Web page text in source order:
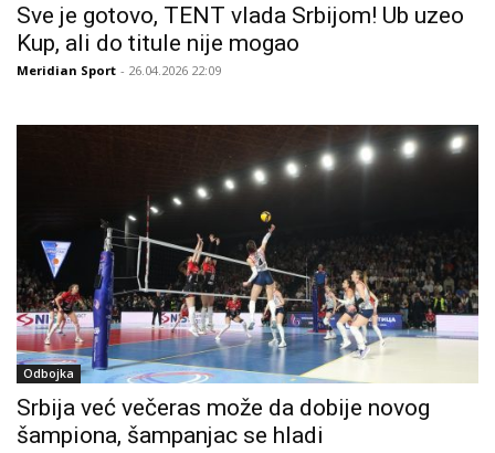
Sve je gotovo, TENT vlada Srbijom! Ub uzeo
Kup, ali do titule nije mogao
Meridian Sport - 26.04.2026 22:09
Odbojka
Srbija već večeras može da dobije novog
šampiona, šampanjac se hladi